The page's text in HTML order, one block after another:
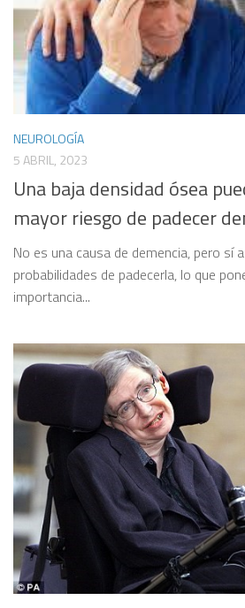
NEUROLOGÍA
5 ABRIL, 2023
Una baja densidad ósea
mayor riesgo de padecer
No es una causa de demencia, pero sí
probabilidades de padecerla, lo que
importancia...